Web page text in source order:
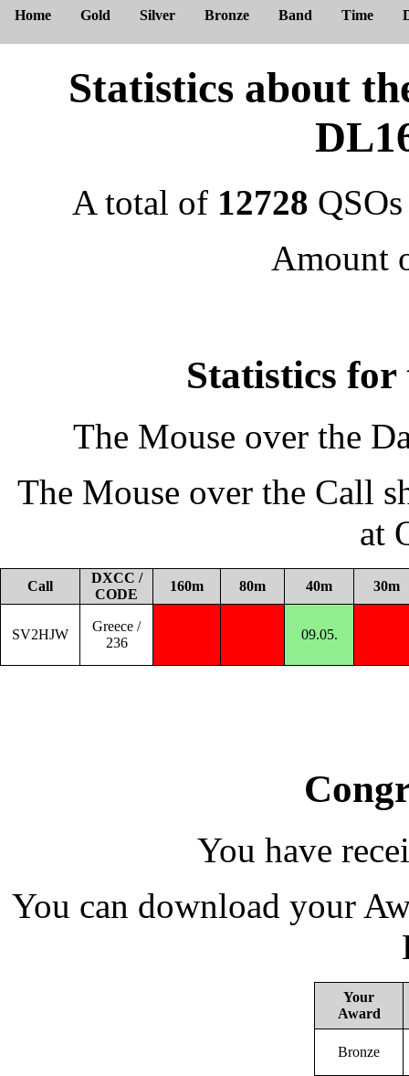
Home Gold Silver Bronze Band Time
Statistics about
A total of 12728
Amount
Statistics
The Mouse over the
The Mouse over the Call
at
Call
DXCC /
CODE
160m 80m 40m 30m
SV2HJW
Greece /
236
09.05.
You have
You can download your
Your
Award
Bronze